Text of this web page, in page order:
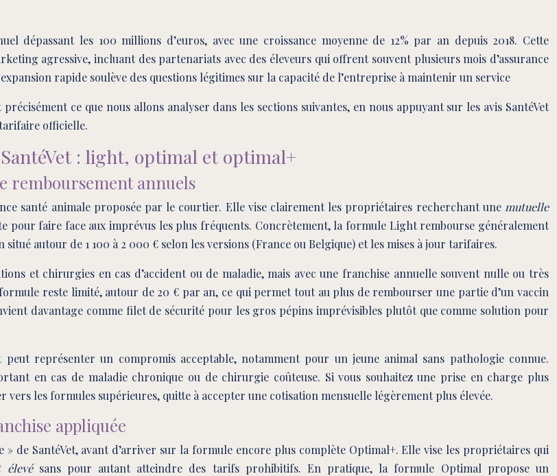
dépassant les 100 millions d’euros, avec une croissance moyenne de 12% par an depuis 2018. Cette
agressive, incluant des partenariats avec des éleveurs qui offrent souvent plusieurs mois d’assurance
rapide soulève des questions légitimes sur la capacité de l’entreprise à maintenir un service
ce que nous allons analyser dans les sections suivantes, en nous appuyant sur les avis SantéVet
officielle.
: light, optimal et optimal+
remboursement annuels
santé animale proposée par le courtier. Elle vise clairement les propriétaires recherchant une mutuelle
pour faire face aux imprévus les plus fréquents. Concrètement, la formule Light rembourse généralement
autour de 1 100 à 2 000 € selon les versions (France ou Belgique) et les mises à jour tarifaires.
et chirurgies en cas d’accident ou de maladie, mais avec une franchise annuelle souvent nulle ou très
reste limité, autour de 20 € par an, ce qui permet tout au plus de rembourser une partie d’un vaccin
davantage comme filet de sécurité pour les gros pépins imprévisibles plutôt que comme solution pour
représenter un compromis acceptable, notamment pour un jeune animal sans pathologie connue.
en cas de maladie chronique ou de chirurgie coûteuse. Si vous souhaitez une prise en charge plus
les formules supérieures, quitte à accepter une cotisation mensuelle légèrement plus élevée.
appliquée
de SantéVet, avant d’arriver sur la formule encore plus complète Optimal+. Elle vise les propriétaires qui
élevésans pour autant atteindre des tarifs prohibitifs. En pratique, la formule Optimal propose un